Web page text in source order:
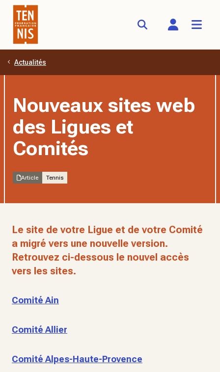
Aller au contenu principal
Actualités
Nouveaux sites web
des Ligues et
Comités
Article Tennis
Le site de votre Ligue et de votre Comité
a migré vers une nouvelle version.
Retrouvez ci-dessous le nouvel accès
vers les sites.
Comité Ain
Comité Allier
Comité Alpes-Haute-Provence